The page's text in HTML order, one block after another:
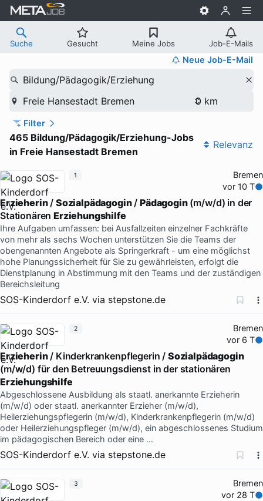
Suche Gesucht Meine Jobs Job-E-Mails
Neue Job-E-Mail
Bildung/Pädagogik/Erziehung
Freie Hansestadt Bremen
Filter
465 Bildung/Pädagogik/Erziehung-Jobs
in Freie Hansestadt Bremen
Relevanz
Bremen
vor 10 T
Erzieherin/ Sozialpädagogin/Pädagogin(m/w/d) in der
StationärenErziehungshilfe
Ihre Aufgaben umfassen: bei Ausfallzeiten einzelner Fachkräfte
von mehr als sechs Wochen unterstützen Sie die Teams der
obengenannten Angebote als Springerkraft - um eine möglichst
hohe Planungssicherheit für Sie zu gewährleisten, erfolgt die
Dienstplanung in Abstimmung mit den Teams und der zuständigen
Bereichsleitung
SOS-Kinderdorf e.V. via stepstone.de
1
Bremen
vor 6 T
Erzieherin/ Kinderkrankenpflegerin / Sozialpädagogin
(m/w/d) für den Betreuungsdienst in der stationären
Erziehungshilfe
Abgeschlossene Ausbildung als staatl. anerkannte Erzieherin
(m/w/d) oder staatl. anerkannter Erzieher (m/w/d),
Heilerziehungspflegerin (m/w/d), Kinderkrankenpflegerin (m/w/d)
oder Heilerziehungspfleger (m/w/d), ein abgeschlossenes Studium
im pädagogischen Bereich oder eine …
SOS-Kinderdorf e.V. via stepstone.de
2
Bremen
vor 28 T
3